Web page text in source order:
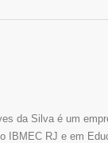
da Silva é um
IBMEC RJ e em